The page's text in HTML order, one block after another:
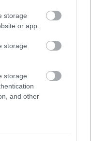
storage
or app.
storage
storage
and other
EZEN A HÉTVÉGÉN
Pogány Induló és
és egy csomó minden